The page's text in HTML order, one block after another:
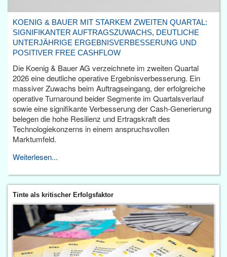
KOENIG & BAUER MIT STARKEM ZWEITEN QUARTAL:
SIGNIFIKANTER AUFTRAGSZUWACHS, DEUTLICHE
UNTERJÄHRIGE ERGEBNISVERBESSERUNG UND
POSITIVER FREE CASHFLOW
Die Koenig & Bauer AG verzeichnete im zweiten Quartal
2026 eine deutliche operative Ergebnisverbesserung. Ein
massiver Zuwachs beim Auftragseingang, der erfolgreiche
operative Turnaround beider Segmente im Quartalsverlauf
sowie eine signifikante Verbesserung der Cash-Generierung
belegen die hohe Resilienz und Ertragskraft des
Technologiekonzerns in einem anspruchsvollen
Marktumfeld.
Weiterlesen...
Tinte als kritischer Erfolgsfaktor